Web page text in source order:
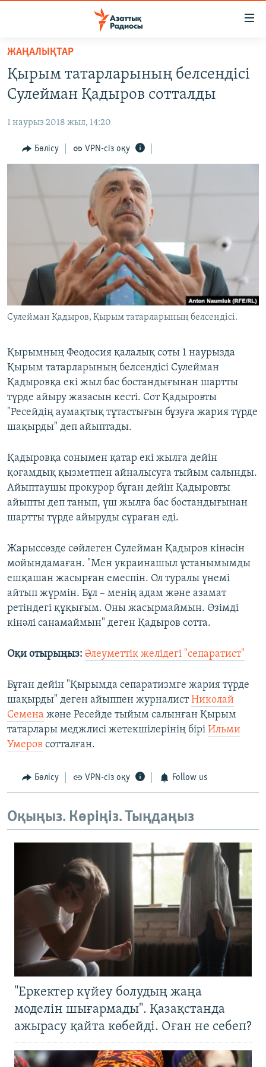
Skip
main
content
Skip
to
Navigation
Skip
САЯСАТ
AZATTYQTV
ҚАҢТАР ОҚИҒАСЫ
АДАМ ҚҰҚЫҚТАРЫ
АРНАЙЫ ЖОБАЛАР
ЖАЗЫЛЫҢЫЗ
ЖАҢАЛЫҚТАР
Қырым татарларының белсендісі
Сулейман Қадыров сотталды
1 наурыз 2018 жыл, 14:20
Бөлісу VPN-сіз оқу
Сулейман Қадыров, Қырым татарларының белсендісі.
Қырымның Феодосия қалалық соты 1 наурызда
Қырым татарларының белсендісі Сулейман
Қадыровқа екі жыл бас бостандығынан шартты
түрде айыру жазасын кесті. Сот Қадыровты
"Ресейдің аумақтық тұтастығын бұзуға жария түрде
шақырды" деп айыптады.
Қадыровқа сонымен қатар екі жылға дейін
қоғамдық қызметпен айналысуға тыйым салынды.
Айыптаушы прокурор бұған дейін Қадыровты
айыпты деп танып, үш жылға бас бостандығынан
шартты түрде айыруды сұраған еді.
Жарыссөзде сөйлеген Сулейман Қадыров кінәсін
мойындамаған. "Мен украинашыл ұстанымымды
ешқашан жасырған емеспін. Ол туралы үнемі
айтып жүрмін. Бұл – менің адам және азамат
ретіндегі құқығым. Оны жасырмаймын. Өзімді
кінәлі санамаймын" деген Қадыров сотта.
Оқи отырыңыз: Әлеуметтік желідегі "сепаратист"
Бұған дейін "Қырымда сепаратизмге жария түрде
шақырды" деген айыппен журналистНиколай
Семена және Ресейде тыйым салынған Қырым
татарлары меджлисі жетекшілерінің бірі Ильми
Умеров сотталған.
Бөлісу VPN-сіз оқу Follow us
Оқыңыз. Көріңіз. Тыңдаңыз
"Еркектер күйеу болудың жаңа
моделін шығармады". Қазақстанда
ажырасу қайта көбейді. Оған не себеп?